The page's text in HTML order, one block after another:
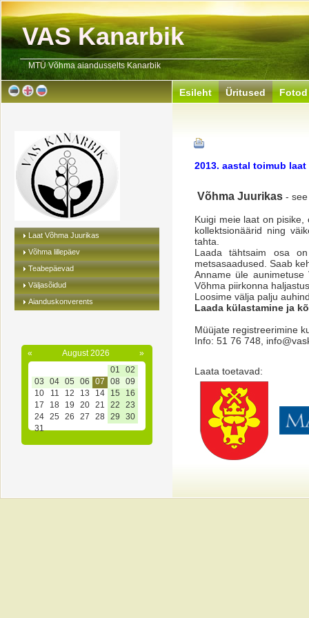
VAS Kanarbik
MTÜ Võhma aiandusselts Kanarbik
Esileht Üritused Fotod
Laat Võhma Juurikas
Võhma lillepäev
Teabepäevad
Väljasõidud
Aianduskonverents
« August 2026
»
01
02
03
04 05 06 07 08 09
10
11 12 13 14 15
16
17
18 19 20 21 22
23
24 25 26 27 28 29
30
31
2013. aastal toimub
Võhma Juurikas -
Kuigi meie laat on
kollektsionäärid ning
tahta.
Laada tähtsaim osa
metsasaadused. Saab
Anname üle
Võhma piirkonna
Loosime välja palju
Laada külastamine ja
Müüjate registreerimine
Info: 51 76 748,
Laata toetavad: